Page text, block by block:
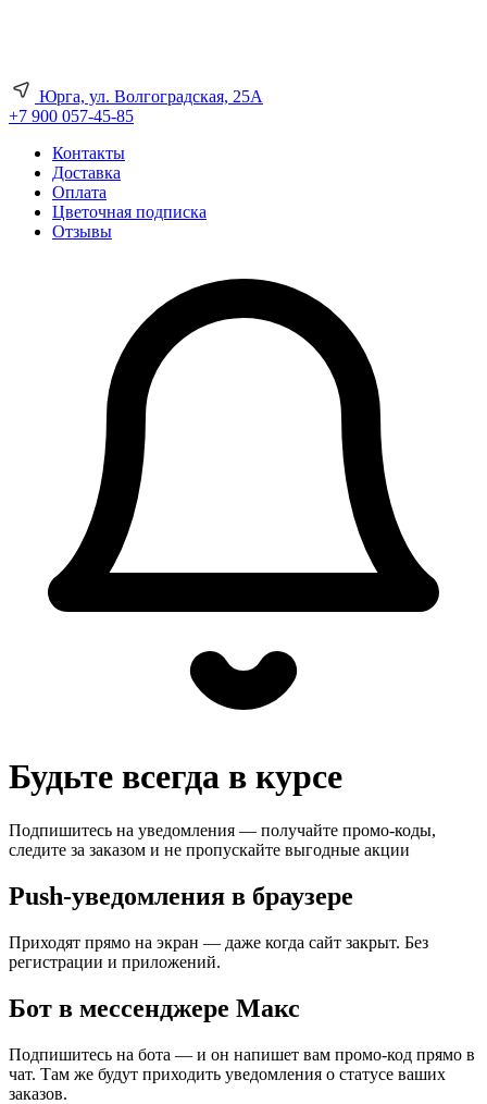
Юрга, ул. Волгоградская, 25А
+7 900 057-45-85
Контакты
Доставка
Оплата
Цветочная подписка
Отзывы
Будьте всегда в курсе
Подпишитесь на уведомления — получайте промо-коды,
следите за заказом и не пропускайте выгодные акции
Push-уведомления в браузере
Приходят прямо на экран — даже когда сайт закрыт. Без
регистрации и приложений.
Бот в мессенджере Макс
Подпишитесь на бота — и он напишет вам промо-код прямо в
чат. Там же будут приходить уведомления о статусе ваших
заказов.